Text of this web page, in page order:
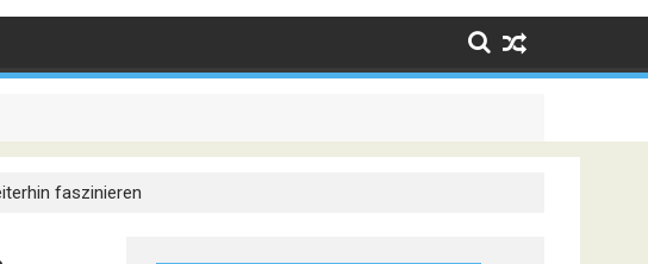
Er besteht darin, Kontinente zu verbinden
faszinieren